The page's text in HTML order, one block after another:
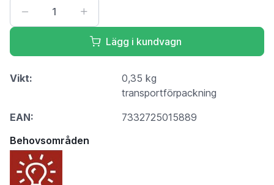
Lägg i kundvagn
Vikt:
0,35 kg
transportförpackning
EAN:
7332725015889
Behovsområden